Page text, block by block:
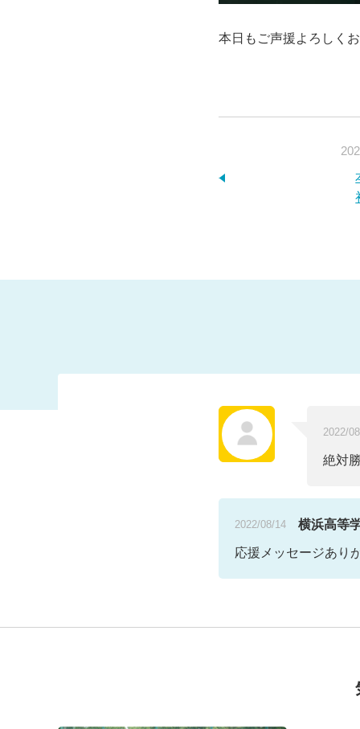
本日もご声援よろしく
2022/
絶対
2022/08/14 横浜高等
応援メッセージあり